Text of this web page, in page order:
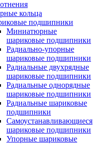
кольца
подшипники
Миниатюрные
шариковые подшипники
Радиально-упорные
шариковые подшипники
Радиальные двухрядные
шариковые подшипники
Радиальные однорядные
шариковые подшипники
Радиальные шариковые
подшипники
Самоустанавливающиеся
шариковые подшипники
Упорные шариковые